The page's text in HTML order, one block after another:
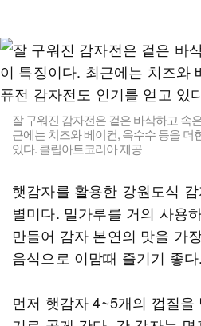
잘 구워진 감자전은 겉은 바삭하고 속
근에는 치즈와 베이컨, 옥수수 등을 더
있다. 클립아트코리아 제공
햇감자를 활용한 강원도식
별미다. 밀가루를 거의 사용
만들어 감자 본연의 맛을 가
음식으로 이맘때 즐기기 좋다.
먼저 햇감자 4~5개의 껍질